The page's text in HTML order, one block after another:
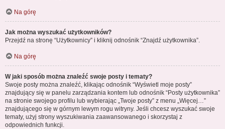
Na górę
Jak można wyszukać użytkowników?
Przejdź na stronę “Użytkownicy” i kliknij odnośnik “Znajdź użytkownika”.
Na górę
W jaki sposób można znaleźć swoje posty i tematy?
Swoje posty można znaleźć, klikając odnośnik “Wyświetl moje posty”
znajdujący się w panelu zarządzania kontem lub odnośnik “Posty użytkownika”
na stronie swojego profilu lub wybierając „Twoje posty” z menu „Więcej…”
znajdującego się w górnym lewym rogu witryny. Jeśli chcesz wyszukać swoje
tematy, użyj strony wyszukiwania zaawansowanego i skorzystaj z
odpowiednich funkcji.